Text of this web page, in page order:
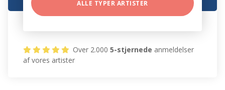
ALLE TYPER ARTISTER
Over 2.0005-stjernede anmeldelser
af vores artister